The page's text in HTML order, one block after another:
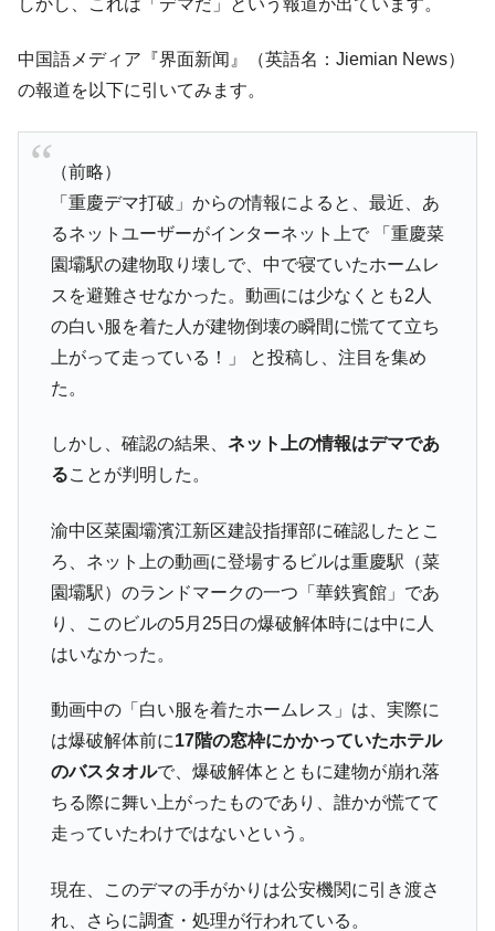
中国語メディア『界面新闻』（英語名：Jiemian News）
の報道を以下に引いてみます。
（前略）
「重慶デマ打破」からの情報によると、最近、あ
るネットユーザーがインターネット上で 「重慶菜
園壩駅の建物取り壊しで、中で寝ていたホームレ
スを避難させなかった。動画には少なくとも2人
の白い服を着た人が建物倒壊の瞬間に慌てて立ち
上がって走っている！」 と投稿し、注目を集め
た。
しかし、確認の結果、 ネット上の情報はデマであ
ることが判明した。
渝中区菜園壩濱江新区建設指揮部に確認したとこ
ろ、ネット上の動画に登場するビルは重慶駅（菜
園壩駅）のランドマークの一つ「華鉄賓館」であ
り、このビルの5月25日の爆破解体時には中に人
はいなかった。
動画中の「白い服を着たホームレス」は、実際に
は爆破解体前に17階の窓枠にかかっていたホテル
のバスタオルで、爆破解体とともに建物が崩れ落
ちる際に舞い上がったものであり、誰かが慌てて
走っていたわけではないという。
現在、このデマの手がかりは公安機関に引き渡さ
れ、さらに調査・処理が行われている。